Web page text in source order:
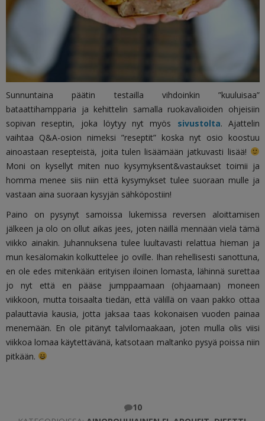
Sunnuntaina päätin testailla vihdoinkin ”kuuluisaa”
bataattihampparia ja kehittelin samalla ruokavalioiden ohjeisiin
sopivan reseptin, joka löytyy nyt myös sivustolta. Ajattelin
vaihtaa Q&A-osion nimeksi ”reseptit” koska nyt osio koostuu
ainoastaan resepteistä, joita tulen lisäämään jatkuvasti lisää!
Moni on kysellyt miten nuo kysymyksent&vastaukset toimii ja
homma menee siis niin että kysymykset tulee suoraan mulle ja
vastaan aina suoraan kysyjän sähköpostiin!
Paino on pysynyt samoissa lukemissa reversen aloittamisen
jälkeen ja olo on ollut aikas jees, joten näillä mennään vielä tämä
viikko ainakin. Juhannuksena tulee luultavasti relattua hieman ja
mun kesälomakin kolkuttelee jo oville. Ihan rehellisesti sanottuna,
en ole edes mitenkään erityisen iloinen lomasta, lähinnä surettaa
jo nyt että en pääse jumppaamaan (ohjaamaan) moneen
viikkoon, mutta toisaalta tiedän, että välillä on vaan pakko ottaa
palauttavia kausia, jotta jaksaa taas kokonaisen vuoden painaa
menemään. En ole pitänyt talvilomaakaan, joten mulla olis viisi
viikkoa lomaa käytettävänä, katsotaan maltanko pysyä poissa niin
pitkään.
10